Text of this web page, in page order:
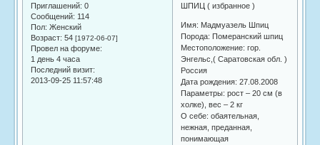
Приглашений: 0
Сообщений: 114
Пол: Женский
Возраст: 54[1972-06-07]
Провел на форуме:
1 день 4 часа
Последний визит:
2013-09-25 11:57:48
ШПИЦ ( избранное )
Имя: Мадмуазель Шпиц
Порода: Померанский шпиц
Местоположение: гор.
Энгельс,( Саратовская обл. )
Россия
Дата рождения: 27.08.2008
Параметры: рост – 20 см (в
холке), вес – 2 кг
О себе: обаятельная,
нежная, преданная,
понимающая